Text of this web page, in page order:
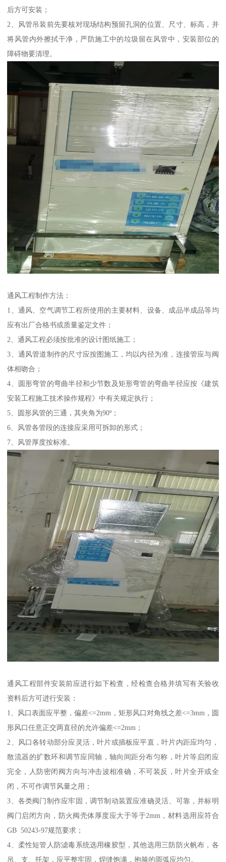
后方可安装；
2、风管吊装前先要核对现场结构预留孔洞的位置、尺寸、标高，并
将风管内外擦拭干净，严防施工中的垃圾留在风管中，安装部位的
障碍物要清理。
通风工程制作方法：
1、通风、空气调节工程所使用的主要材料、设备、成品半成品等均
应有出厂合格书或质量鉴定文件；
2、通风工程必须按批准的设计图纸施工；
3、通风管道制作的尺寸应按图施工，均以内径为准，连接管应与阀
体相吻合；
4、圆形弯管的弯曲半径和少节数及矩形弯管的弯曲半径应按《建筑
安装工程施工技术操作规程》中有关规定执行；
5、圆形风管的三通，其夹角为90º；
6、风管各管段的连接应采用可拆卸的形式；
7、风管厚度按标准。
通风工程部件安装前应进行如下检查，经检查合格并填写有关验收
资料后方可进行安装：
1、风口表面应平整，偏差<=2mm，矩形风口对角线之差<=3mm，圆
形风口任意正交两直径的允许偏差<=2mm；
2、风口各转动部分应灵活，叶片或插板应平直，叶片内距应均匀，
散流器的扩数环和调节应同轴，轴向间距分布匀称，叶片等启闭应
完全，人防密闭阀方向与冲击波相准确，不可装反，叶片全开或全
闭，不可作调节风量之用；
3、各类阀门制作应牢固，调节制动装置应准确灵活、可靠，并标明
阀门启闭方向，防火阀壳体厚度应大于等于2mm，材料选用应符合
GB 50243-97规范要求；
4、柔性短管人防滤毒系统选用橡胶型，其他选用三防防火帆布，各
吊、支、托架，应平整牢固，焊缝饱满，抱箍的圆弧应均匀。